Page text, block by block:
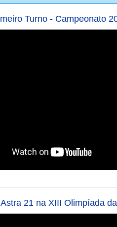
Turno - Campeonato
21 na XIII Olimpíada